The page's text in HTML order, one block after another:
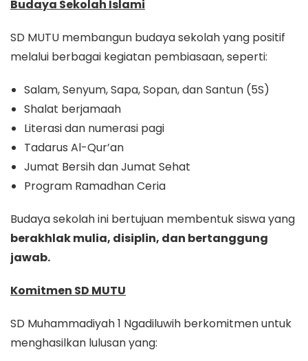
Budaya Sekolah Islami
SD MUTU membangun budaya sekolah yang positif
melalui berbagai kegiatan pembiasaan, seperti:
Salam, Senyum, Sapa, Sopan, dan Santun (5S)
Shalat berjamaah
Literasi dan numerasi pagi
Tadarus Al-Qur’an
Jumat Bersih dan Jumat Sehat
Program Ramadhan Ceria
Budaya sekolah ini bertujuan membentuk siswa yang
berakhlak mulia, disiplin, dan bertanggung
jawab.
Komitmen SD MUTU
SD Muhammadiyah 1 Ngadiluwih berkomitmen untuk
menghasilkan lulusan yang: